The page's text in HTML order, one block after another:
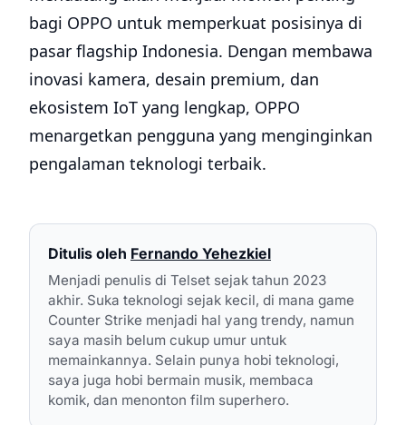
bagi OPPO untuk memperkuat posisinya di
pasar flagship Indonesia. Dengan membawa
inovasi kamera, desain premium, dan
ekosistem IoT yang lengkap, OPPO
menargetkan pengguna yang menginginkan
pengalaman teknologi terbaik.
Ditulis oleh Fernando Yehezkiel
Menjadi penulis di Telset sejak tahun 2023
akhir. Suka teknologi sejak kecil, di mana game
Counter Strike menjadi hal yang trendy, namun
saya masih belum cukup umur untuk
memainkannya. Selain punya hobi teknologi,
saya juga hobi bermain musik, membaca
komik, dan menonton film superhero.